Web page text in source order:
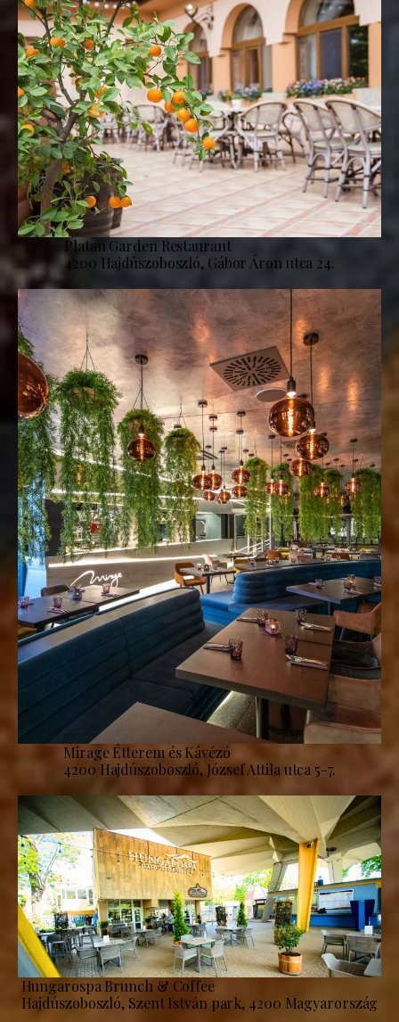
Platan Garden Restaurant
4200 Hajdúszoboszló, Gábor Áron utca 24.
Mirage Étterem és Kávézó
4200 Hajdúszoboszló, József Attila utca 5-7.
Hungarospa Brunch & Coffee
Hajdúszoboszló, Szent István park, 4200 Magyarország